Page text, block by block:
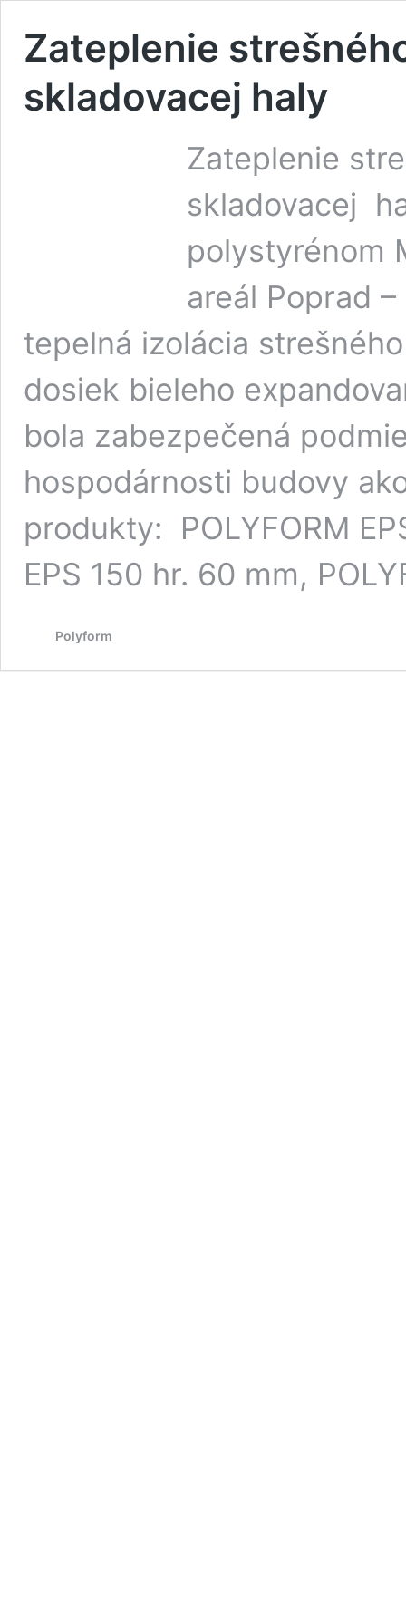
Zateplenie
skladovacej haly
Zateplenie
skladovacej
polystyrénom
areál Poprad
tepelná izolácia
dosiek bieleho
bola zabezpečená
hospodárnosti budovy
produkty: POLYFORM
EPS 150 hr. 60 mm,
Polyform